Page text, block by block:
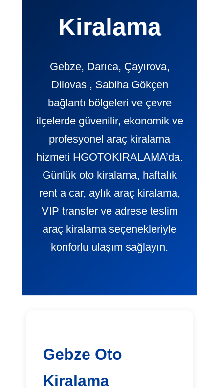
Kiralama
Gebze, Darıca, Çayırova,
Dilovası, Sabiha Gökçen
bağlantı bölgeleri ve çevre
ilçelerde güvenilir, ekonomik ve
profesyonel araç kiralama
hizmeti HGOTOKIRALAMA’da.
Günlük oto kiralama, haftalık
rent a car, aylık araç kiralama,
VIP transfer ve adrese teslim
araç kiralama seçenekleriyle
konforlu ulaşım sağlayın.
Gebze Oto
Kiralama